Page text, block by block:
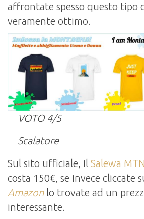
affrontate spesso questo tipo
veramente ottimo.
VOTO 4/5
Scalatore
Sul sito ufficiale, il Salewa
costa 150€, se invece cliccate
Amazonlo trovate ad un
interessante.